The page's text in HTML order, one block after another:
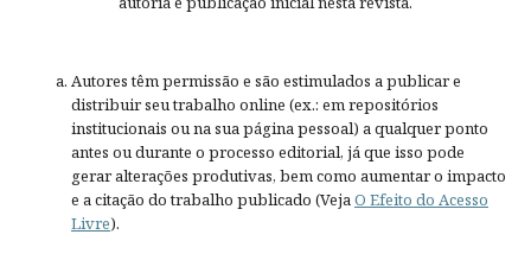
Autores têm permissão e são estimulados a publicar e
distribuir seu trabalho online (ex.: em repositórios
institucionais ou na sua página pessoal) a qualquer ponto
antes ou durante o processo editorial, já que isso pode
gerar alterações produtivas, bem como aumentar o impacto
e a citação do trabalho publicado (VejaO Efeito do Acesso
Livre).